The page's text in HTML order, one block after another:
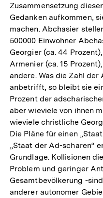
Zusammensetzung
Gedanken aufkommen,
machen. Abchasier
500000 Einwohner
Georgier (ca. 44
Armenier (ca. 15
andere. Was die Zahl
anbetrifft, so bleibt sie
Prozent der
aber wieviele von ihnen
wieviele christliche
Die Pläne für einen
„Staat der Ad-scharen“
Grundlage. Kollisionen
Problem und geringer
Gesamtbevölkerung -
anderer autonomer